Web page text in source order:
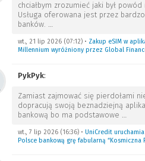
chciałbym zrozumieć jaki był powód
Usługa oferowana jest przez
banków. …
wt., 21 lip 2026 (07:12)• Zakup eSIM w
Millennium wyróżniony przez Global
PykPyk:
Zamiast zajmować się pierdołami
dopracują swoją beznadziejną
bankową bo ma podstawowe …
wt., 7 lip 2026 (16:36)• UniCredit
Polsce bankową grę fabularną “Kosmiczna